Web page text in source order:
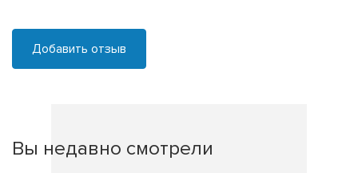
Добавить отзыв
Вы недавно смотрели